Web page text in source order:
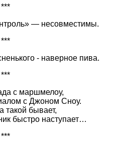
***
— несовместимы.
***
- наверное пива.
***
с маршмелоу,
с Джоном Сноу.
такой бывает,
быстро наступает…
***